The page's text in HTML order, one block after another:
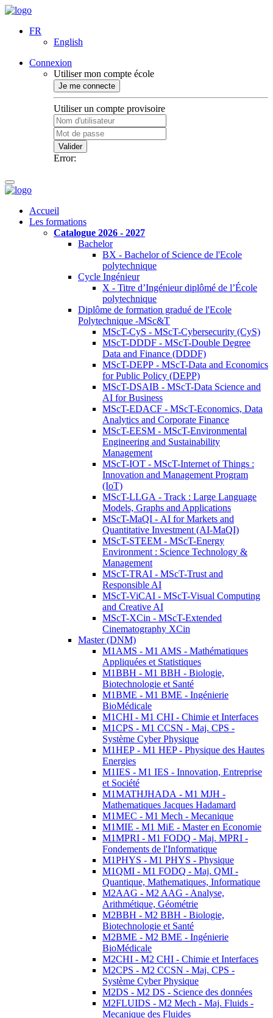
FR
English
Connexion
Utiliser mon compte école
Je me connecte
Utiliser un compte provisoire
Valider
Error:
Accueil
Les formations
Catalogue 2026 - 2027
Bachelor
BX - Bachelor of Science de l'Ecole
polytechnique
Cycle Ingénieur
X - Titre d’Ingénieur diplômé de l’École
polytechnique
Diplôme de formation gradué de l'Ecole
Polytechnique -MSc&T
MScT-CyS - MScT-Cybersecurity (CyS)
MScT-DDDF - MScT-Double Degree
Data and Finance (DDDF)
MScT-DEPP - MScT-Data and Economics
for Public Policy (DEPP)
MScT-DSAIB - MScT-Data Science and
AI for Business
MScT-EDACF - MScT-Economics, Data
Analytics and Corporate Finance
MScT-EESM - MScT-Environmental
Engineering and Sustainability
Management
MScT-IOT - MScT-Internet of Things :
Innovation and Management Program
(IoT)
MScT-LLGA - Track : Large Language
Models, Graphs and Applications
MScT-MaQI - AI for Markets and
Quantitative Investment (AI-MaQI)
MScT-STEEM - MScT-Energy
Environment : Science Technology &
Management
MScT-TRAI - MScT-Trust and
Responsible AI
MScT-ViCAI - MScT-Visual Computing
and Creative AI
MScT-XCin - MScT-Extended
Cinematography XCin
Master (DNM)
M1AMS - M1 AMS - Mathématiques
Appliquées et Statistiques
M1BBH - M1 BBH - Biologie,
Biotechnologie et Santé
M1BME - M1 BME - Ingénierie
BioMédicale
M1CHI - M1 CHI - Chimie et Interfaces
M1CPS - M1 CCSN - Maj. CPS -
Système Cyber Physique
M1HEP - M1 HEP - Physique des Hautes
Energies
M1IES - M1 IES - Innovation, Entreprise
et Société
M1MATHJHADA - M1 MJH -
Mathematiques Jacques Hadamard
M1MEC - M1 Mech - Mecanique
M1MIE - M1 MiE - Master en Economie
M1MPRI - M1 FODQ - Maj. MPRI -
Fondements de l'Informatique
M1PHYS - M1 PHYS - Physique
M1QMI - M1 FODQ - Maj. QMI -
Quantique, Mathematiques, Informatique
M2AAG - M2 AAG - Analyse,
Arithmétique, Géométrie
M2BBH - M2 BBH - Biologie,
Biotechnologie et Santé
M2BME - M2 BME - Ingénierie
BioMédicale
M2CHI - M2 CHI - Chimie et Interfaces
M2CPS - M2 CCSN - Maj. CPS -
Système Cyber Physique
M2DS - M2 DS - Science des données
M2FLUIDS - M2 Mech - Maj. Fluids -
Mecanique des Fluides